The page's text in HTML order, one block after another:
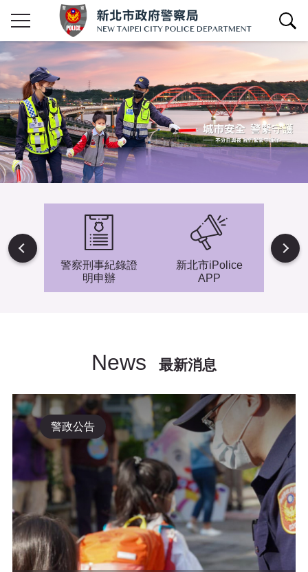
查詢區開關
難專
警察刑事紀錄證
明申辦
新北市iPolice
APP
小小
News 最新消息
警政公告